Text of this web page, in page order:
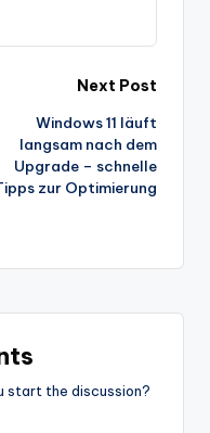
Next Post
Windows 11 läuft
langsam nach dem
Upgrade – schnelle
zur Optimierung
start the discussion?